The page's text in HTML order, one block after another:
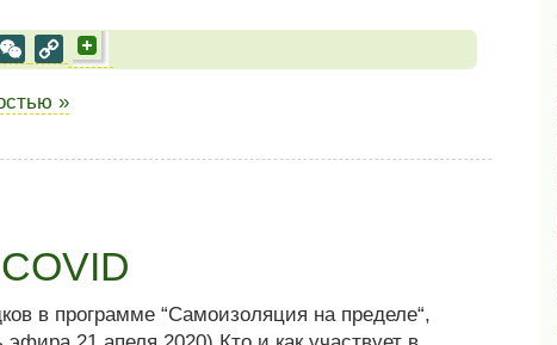
WeChat
Copy
»
в программе “Самоизоляция на пределе“,